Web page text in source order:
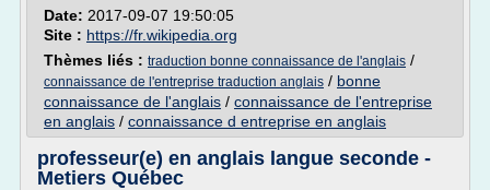
Date: 2017-09-07 19:50:05
Site : https://fr.wikipedia.org
Thèmes liés : traduction bonne connaissance de l'anglais /
connaissance de l'entreprise traduction anglais / bonne
connaissance de l'anglais / connaissance de l'entreprise
en anglais / connaissance d entreprise en anglais
professeur(e) en anglais langue seconde -
Metiers Québec